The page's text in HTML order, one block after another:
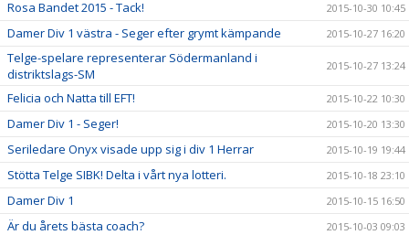
Rosa Bandet 2015 - Tack! 2015-10-30 10:45
Damer Div 1 västra - Seger efter grymt kämpande 2015-10-27 16:20
Telge-spelare representerar Södermanland i
distriktslags-SM
2015-10-27 13:24
Felicia och Natta till EFT! 2015-10-22 10:30
Damer Div 1 - Seger! 2015-10-20 13:30
Seriledare Onyx visade upp sig i div 1 Herrar 2015-10-19 19:44
Stötta Telge SIBK! Delta i vårt nya lotteri. 2015-10-18 23:10
Damer Div 1 2015-10-15 16:50
Är du årets bästa coach? 2015-10-03 09:03